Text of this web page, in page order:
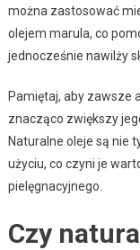
można zastosować
olejem marula, co
jednocześnie nawilży
Pamiętaj, aby zawsze
znacząco zwiększy
Naturalne oleje są nie
użyciu, co czyni je
pielęgnacyjnego.
Czy